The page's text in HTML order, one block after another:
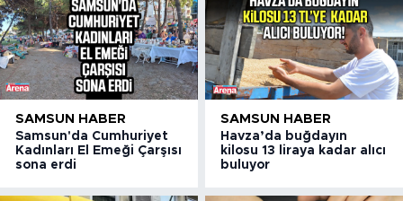
SAMSUN HABER
Samsun'da Cumhuriyet
Kadınları El Emeği Çarşısı
sona erdi
SAMSUN HABER
Havza’da buğdayın
kilosu 13 liraya kadar alıcı
buluyor